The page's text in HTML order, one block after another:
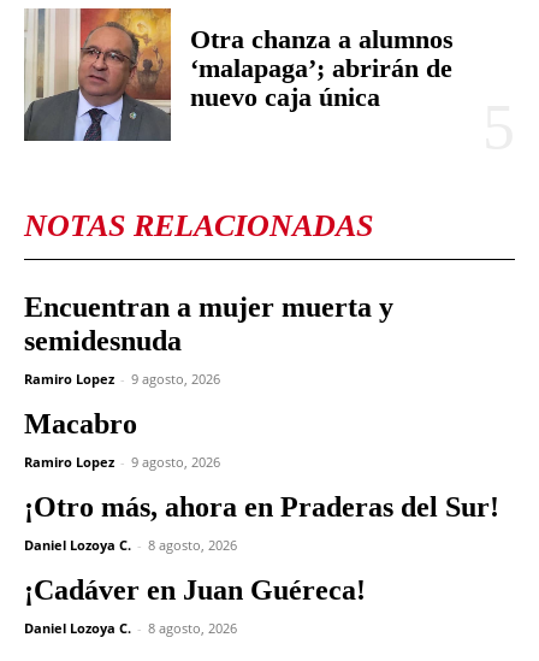
Otra chanza a alumnos
‘malapaga’; abrirán de
nuevo caja única
NOTAS RELACIONADAS
Encuentran a mujer muerta y
semidesnuda
Ramiro Lopez - 9 agosto, 2026
Macabro
Ramiro Lopez - 9 agosto, 2026
¡Otro más, ahora en Praderas del Sur!
Daniel Lozoya C. - 8 agosto, 2026
¡Cadáver en Juan Guéreca!
Daniel Lozoya C. - 8 agosto, 2026